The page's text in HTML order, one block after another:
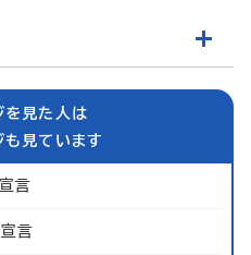
を見た人は
も見ています
言
言